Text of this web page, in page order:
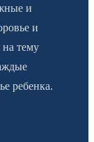
и
и
тему
ребенка.